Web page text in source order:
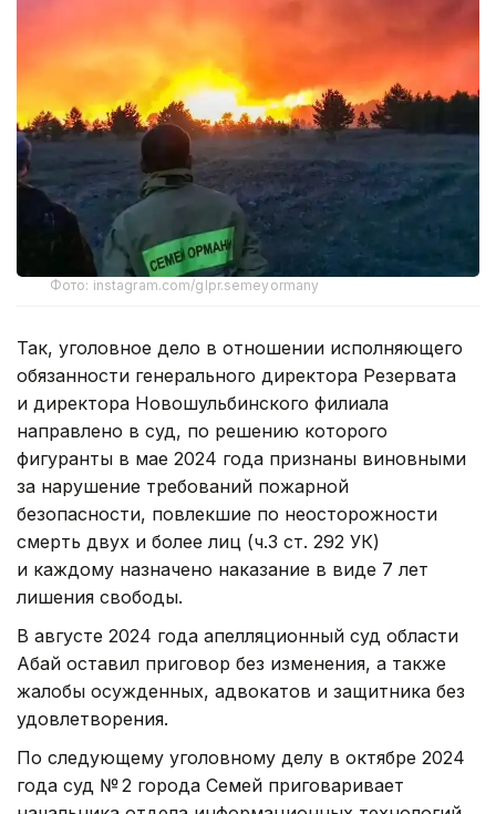
Фото: instagram.com/glpr.semeyormany
Так, уголовное дело в отношении исполняющего
обязанности генерального директора Резервата
и директора Новошульбинского филиала
направлено в суд, по решению которого
фигуранты в мае 2024 года признаны виновными
за нарушение требований пожарной
безопасности, повлекшие по неосторожности
смерть двух и более лиц (ч.3 ст. 292 УК)
и каждому назначено наказание в виде 7 лет
лишения свободы.
В августе 2024 года апелляционный суд области
Абай оставил приговор без изменения, а также
жалобы осужденных, адвокатов и защитника без
удовлетворения.
По следующему уголовному делу в октябре 2024
года суд № 2 города Семей приговаривает